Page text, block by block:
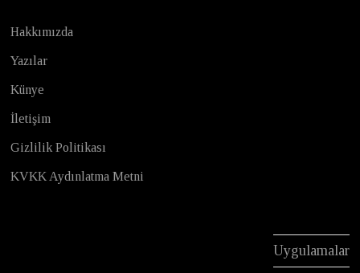
Hakkımızda
Yazılar
Künye
İletişim
Gizlilik Politikası
KVKK Aydınlatma Metni
Uygulamalar